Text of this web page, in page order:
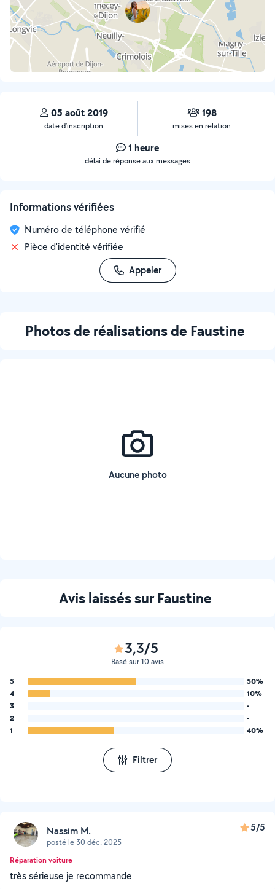
05 août 2019
date d’inscription
198
mises en relation
1 heure
délai de réponse aux messages
Informations vérifiées
Numéro de téléphone vérifié
Pièce d'identité vérifiée
Appeler
Photos de réalisations de Faustine
Aucune photo
Avis laissés sur Faustine
3,3/5
Basé sur 10 avis
5
50%
4
10%
3
-
2
-
1
40%
Filtrer
Nassim M.
posté le 30 déc. 2025
5/5
Réparation voiture
très sérieuse je recommande